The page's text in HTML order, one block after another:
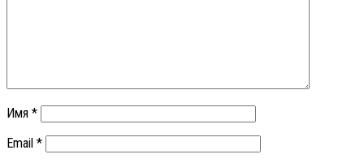
Имя *
Email *